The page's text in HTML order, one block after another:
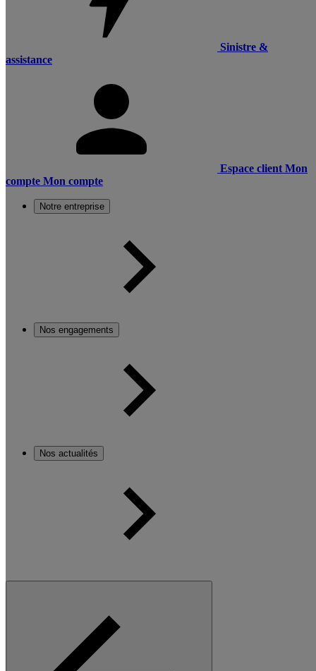
Sinistre &
assistance
Espace client Mon
compte Mon compte
Notre entreprise
Nos engagements
Nos actualités